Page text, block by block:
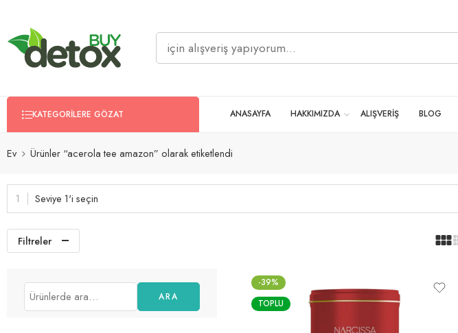
KATEGORILERE GÖZAT ANASAYFA HAKKIMIZDA ALIŞVERİŞ BLOG
Ev Ürünler “acerola tee amazon” olarak etiketlendi
Seviye 1'i seçin
Filtreler
-39%
TOPLU
ARA